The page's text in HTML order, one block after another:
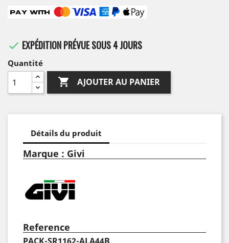
 EXPÉDITION PRÉVUE SOUS 4 JOURS
Quantité
 AJOUTER AU PANIER
Détails du produit
Marque : Givi
Reference